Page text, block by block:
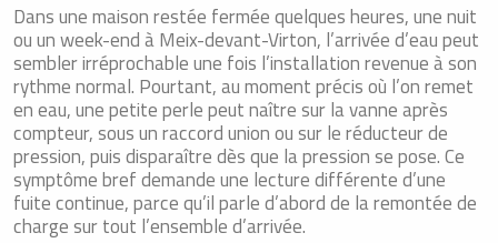
Dans une maison restée fermée quelques heures, une nuit
ou un week-end à Meix-devant-Virton, l’arrivée d’eau peut
sembler irréprochable une fois l’installation revenue à son
rythme normal. Pourtant, au moment précis où l’on remet
en eau, une petite perle peut naître sur la vanne après
compteur, sous un raccord union ou sur le réducteur de
pression, puis disparaître dès que la pression se pose. Ce
symptôme bref demande une lecture différente d’une
fuite continue, parce qu’il parle d’abord de la remontée de
charge sur tout l’ensemble d’arrivée.